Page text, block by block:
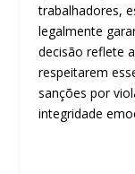
trabalhadores,
legalmente
decisão reflete
respeitarem
sanções por
integridade